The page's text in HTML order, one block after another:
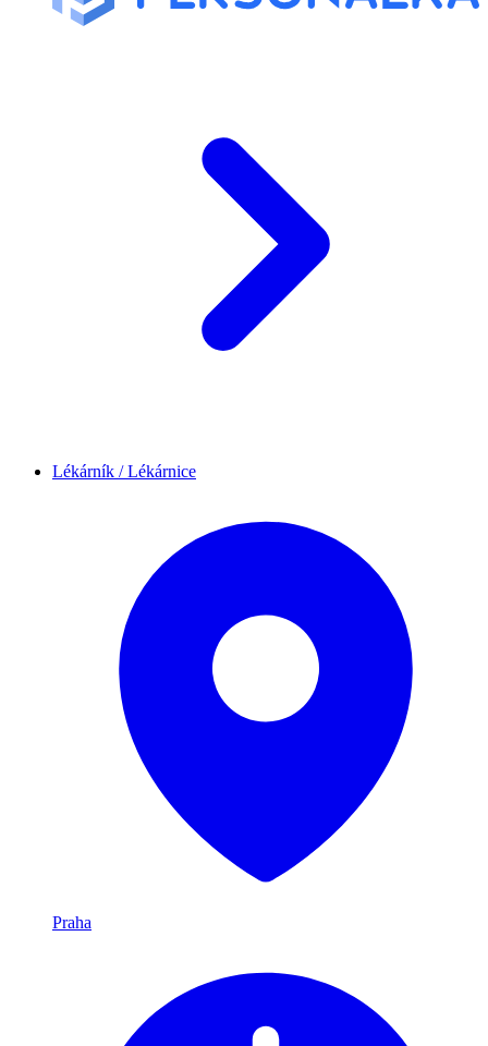
Lékárník / Lékárnice
Praha